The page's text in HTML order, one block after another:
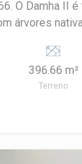
árvores
lazer,
O seu Resort
morar em
396.66 m²
Terreno